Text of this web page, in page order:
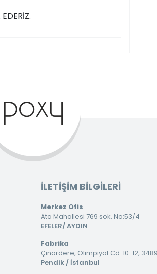
İLETİŞİM BİLGİLERİ
Merkez Ofis
Ata Mahallesi 769 sok. No:53/4
EFELER/ AYDIN
Fabrika
Çınardere, Olimpiyat Cd. 10-12,
Pendik / İstanbul